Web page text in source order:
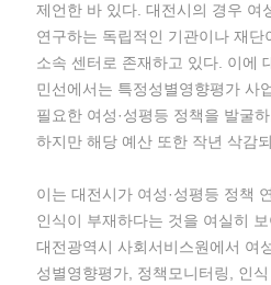
제언한 바 있다. 대전시의 경우 여
연구하는 독립적인 기관이나 재단
소속 센터로 존재하고 있다. 이에
민선에서는 특정성별영향평가 사
필요한 여성·성평등 정책을 발굴
하지만 해당 예산 또한 작년 삭감
이는 대전시가 여성·성평등 정책
인식이 부재하다는 것을 여실히
대전광역시 사회서비스원에서 여
성별영향평가, 정책모니터링, 인